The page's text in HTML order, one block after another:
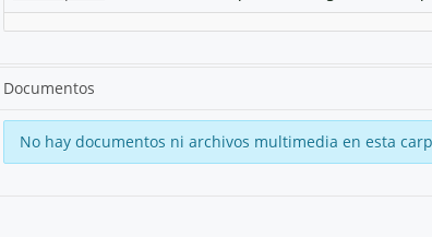
Documentos
No hay documentos ni archivos multimedia en esta